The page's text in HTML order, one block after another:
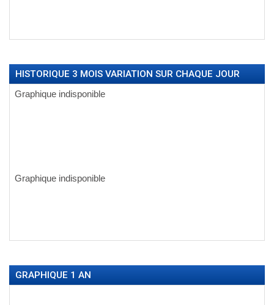
HISTORIQUE 3 MOIS VARIATION SUR CHAQUE JOUR
GRAPHIQUE 1 AN